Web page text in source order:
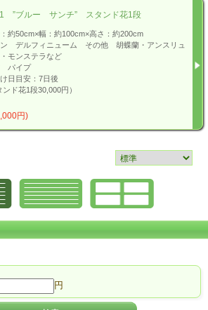
”ブルー サンチ” スタンド花1段
約50cm×幅：約100cm×高さ：約200cm
ン デルフィニューム その他 胡蝶蘭・アンスリュ
モンステラなど
パイプ
日目安：7日後
ンド花1段30,000円）
円)
円